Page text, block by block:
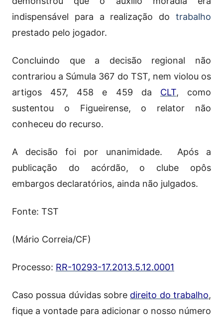
indispensável para a realização do trabalho
prestado pelo jogador.
Concluindo que a decisão regional não
contrariou a Súmula 367 do TST, nem violou os
artigos 457, 458 e 459 da CLT, como
sustentou o Figueirense, o relator não
conheceu do recurso.
A decisão foi por unanimidade. Após a
publicação do acórdão, o clube opôs
embargos declaratórios, ainda não julgados.
Fonte: TST
(Mário Correia/CF)
Processo: RR-10293-17.2013.5.12.0001
Caso possua dúvidas sobre direito do trabalho,
fique a vontade para adicionar o nosso número